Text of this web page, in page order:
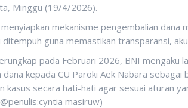
Minggu (19/4/2026).
mekanisme pengembalian dana
ditempuh guna memastikan transparansi,
pada Februari 2026, BNI mengaku
kepada CU Paroki Aek Nabara
kasus secara hati-hati agar sesuai aturan
masiruw)